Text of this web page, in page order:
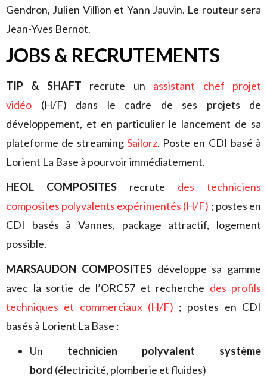
Gendron, Julien Villion et Yann Jauvin. Le routeur sera
Jean-Yves Bernot.
JOBS & RECRUTEMENTS
TIP & SHAFT recrute un assistant chef projet
vidéo (H/F) dans le cadre de ses projets de
développement, et en particulier le lancement de sa
plateforme de streaming Sailorz. Poste en CDI basé à
Lorient La Base à pourvoir immédiatement.
HEOL COMPOSITES recrute des techniciens
composites polyvalents expérimentés (H/F) ; postes en
CDI basés à Vannes, package attractif, logement
possible.
MARSAUDON COMPOSITES développe sa gamme
avec la sortie de l’ORC57 et recherche des profils
techniques et commerciaux (H/F) ; postes en CDI
basés à Lorient La Base :
Un technicien polyvalent système
bord (électricité, plomberie et fluides)